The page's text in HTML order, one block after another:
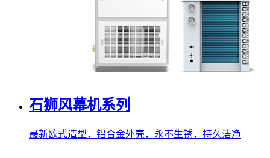
石狮风幕机系列
最新欧式造型，铝合金外壳，永不生锈，持久洁净